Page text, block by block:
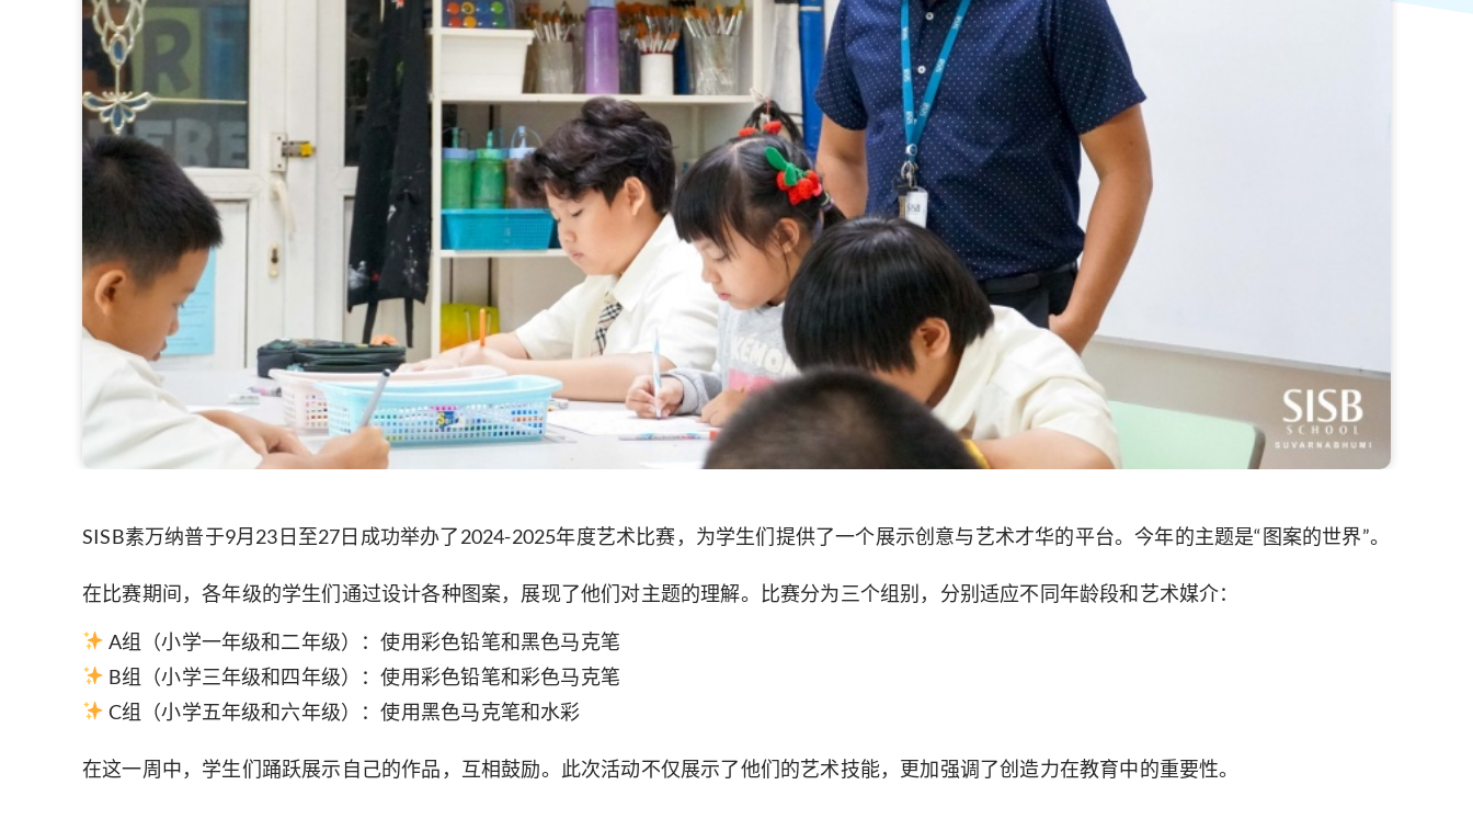
SISB素万纳普于9月23日至27日成功举办了2024-2025年度艺术比赛，为学生们提供了一个展示创意与艺术才华的平台。今年的主题是“图案的世界”。
在比赛期间，各年级的学生们通过设计各种图案，展现了他们对主题的理解。比赛分为三个组别，分别适应不同年龄段和艺术媒介：
A组（小学一年级和二年级）：使用彩色铅笔和黑色马克笔
B组（小学三年级和四年级）：使用彩色铅笔和彩色马克笔
C组（小学五年级和六年级）：使用黑色马克笔和水彩
在这一周中，学生们踊跃展示自己的作品，互相鼓励。此次活动不仅展示了他们的艺术技能，更加强调了创造力在教育中的重要性。